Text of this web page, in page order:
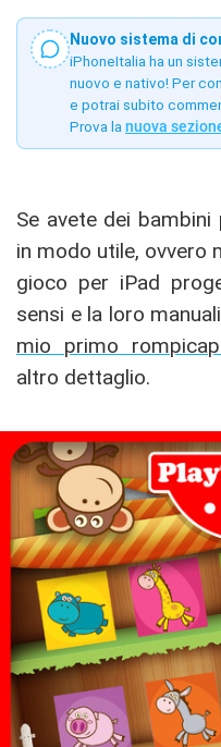
Nuovo sistema di
iPhoneItalia ha un
nuovo e nativo! Per
e potrai subito
Prova la nuova
Se avete dei
in modo utile, ovvero
gioco per iPad
sensi e la loro
mio primo
altro dettaglio.